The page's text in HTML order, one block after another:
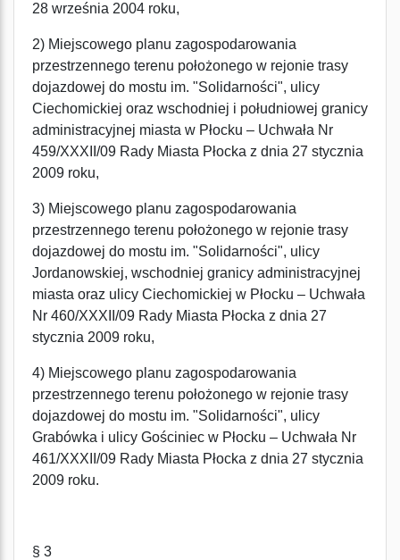
28 września 2004 roku,
2) Miejscowego planu zagospodarowania
przestrzennego terenu położonego w rejonie trasy
dojazdowej do mostu im. "Solidarności", ulicy
Ciechomickiej oraz wschodniej i południowej granicy
administracyjnej miasta w Płocku – Uchwała Nr
459/XXXII/09 Rady Miasta Płocka z dnia 27 stycznia
2009 roku,
3) Miejscowego planu zagospodarowania
przestrzennego terenu położonego w rejonie trasy
dojazdowej do mostu im. "Solidarności", ulicy
Jordanowskiej, wschodniej granicy administracyjnej
miasta oraz ulicy Ciechomickiej w Płocku – Uchwała
Nr 460/XXXII/09 Rady Miasta Płocka z dnia 27
stycznia 2009 roku,
4) Miejscowego planu zagospodarowania
przestrzennego terenu położonego w rejonie trasy
dojazdowej do mostu im. "Solidarności", ulicy
Grabówka i ulicy Gościniec w Płocku – Uchwała Nr
461/XXXII/09 Rady Miasta Płocka z dnia 27 stycznia
2009 roku.
§ 3